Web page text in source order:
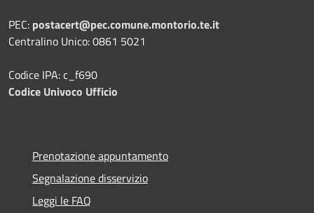
PEC: postacert@pec.comune.montorio.te.it
Centralino Unico: 0861 5021
Codice IPA: c_f690
Codice Univoco Ufficio
Prenotazione appuntamento
Segnalazione disservizio
Leggi le FAQ